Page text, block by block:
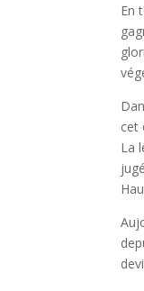
En
cet
La